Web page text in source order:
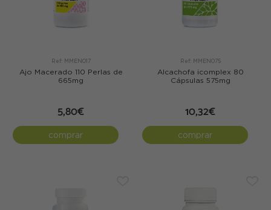
Ref: MMEN017
Ajo Macerado 110 Perlas de
665mg
5,80€
comprar
Ref: MMEN075
Alcachofa icomplex 80
Cápsulas 575mg
10,32€
comprar